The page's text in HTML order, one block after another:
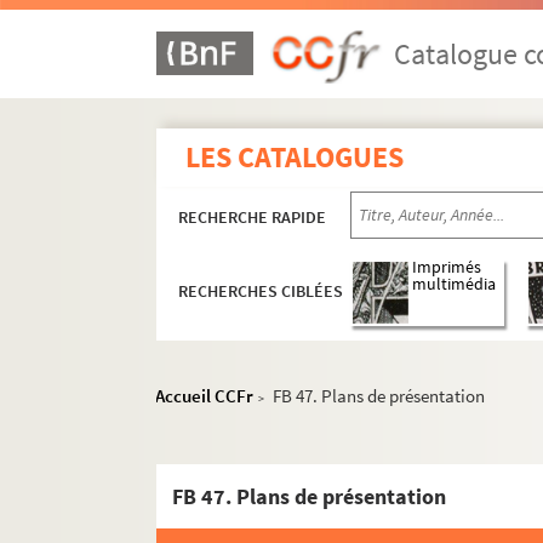
Catalogue
LES CATALOGUES
RECHERCHE RAPIDE
RECHERCHES CIBLÉES
Imprimés
multimédia
Accueil CCFr > FB 47. Plans de présentation
FB 47. Plans de présentation